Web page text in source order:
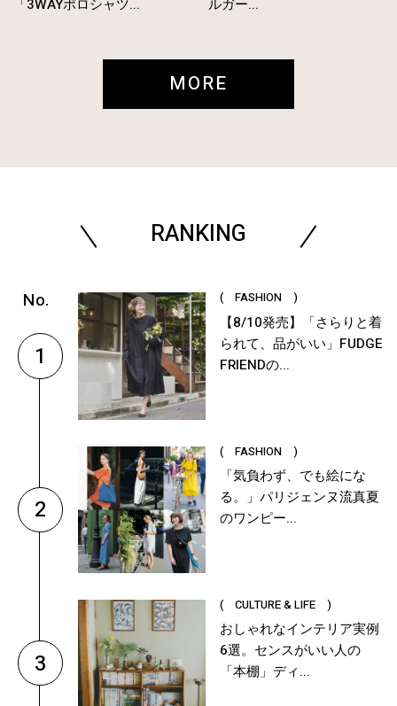
「3WAYポロシャツ... ルガー...
MORE
RANKING
1
( FASHION )
【8/10発売】「さらりと着
られて、品がいい」FUDGE
FRIENDの...
2
( FASHION )
「気負わず、でも絵にな
る。」パリジェンヌ流真夏
のワンピー...
3
( CULTURE & LIFE )
おしゃれなインテリア実例
6選。センスがいい人の
「本棚」ディ...